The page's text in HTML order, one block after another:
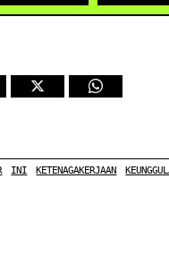
INI KETENAGAKERJAAN